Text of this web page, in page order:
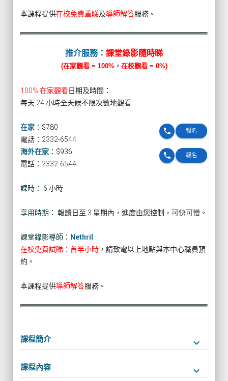
本課程提供在校免費重睇及導師解答服務。
推介服務： 課堂錄影隨時睇
(在家觀看 = 100%，在校觀看 = 0%)
100% 在家觀看日期及時間：
每天 24 小時全天候不限次數地觀看
在家 ： $780 報名
phone
電話：2332-6544
海外在家 ： $936 報名
phone
電話：2332-6544
課時： 6 小時
享用時期： 報讀日至 3 星期內，進度由您控制，可快可慢。
課堂錄影導師： Nethril
在校免費試睇：首半小時 ，請致電以上地點與本中心職員預
約。
本課程提供導師解答服務。
課程簡介 keyboard_arrow_down
課程內容 keyboard_arrow_down